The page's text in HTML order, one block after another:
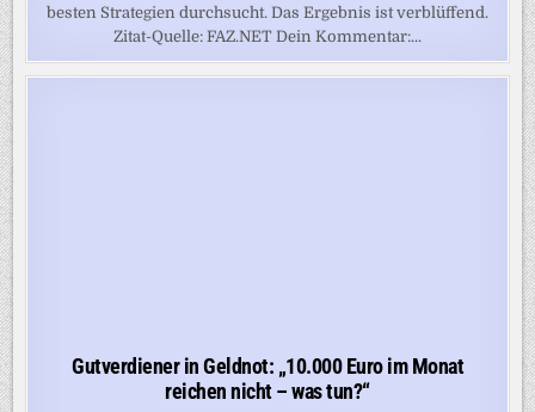
besten Strategien durchsucht. Das Ergebnis ist verblüffend.
Zitat-Quelle: FAZ.NET Dein Kommentar:...
Gutverdiener in Geldnot: „10.000 Euro im Monat
reichen nicht – was tun?“